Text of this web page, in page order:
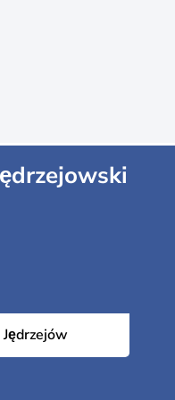
Jędrzejów